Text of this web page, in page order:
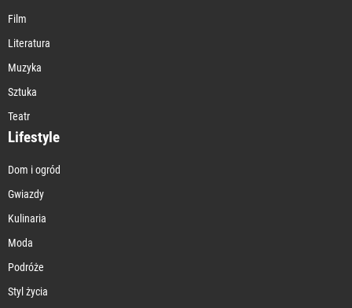
Film
Literatura
Muzyka
Sztuka
Teatr
Lifestyle
Dom i ogród
Gwiazdy
Kulinaria
Moda
Podróże
Styl życia